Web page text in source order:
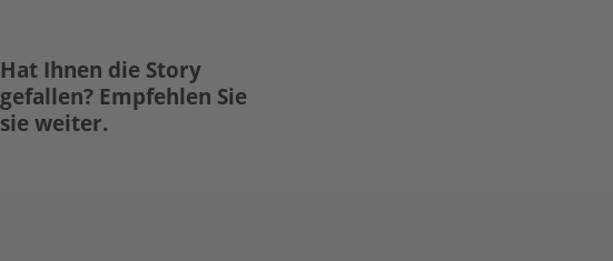
Hat Ihnen die Story
gefallen? Empfehlen Sie
sie weiter.